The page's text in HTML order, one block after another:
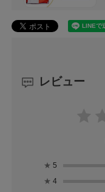
レビュー
★ 5
★ 4